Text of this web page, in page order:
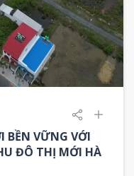
BỀN VỮNG VỚI
ĐÔ THỊ MỚI HÀ